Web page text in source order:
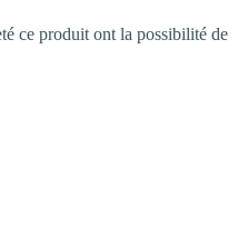
ce produit ont la possibilité de